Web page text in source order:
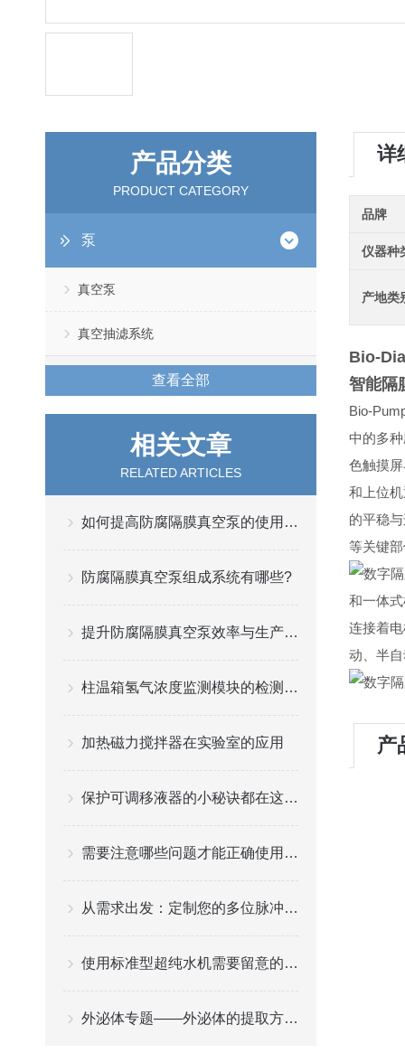
产品分类
PRODUCT CATEGORY
泵
真空泵
真空抽滤系统
查看全部
相关文章
RELATED ARTICLES
如何提高防腐隔膜真空泵的使用寿命？
防腐隔膜真空泵组成系统有哪些?
提升防腐隔膜真空泵效率与生产效益的关键策略
柱温箱氢气浓度监测模块的检测仪安装方法
加热磁力搅拌器在实验室的应用
保护可调移液器的小秘诀都在这儿了
需要注意哪些问题才能正确使用可调移液器
从需求出发：定制您的多位脉冲涡旋振荡器选购方案
使用标准型超纯水机需要留意的事项
外泌体专题——外泌体的提取方法都有哪些？
详
品牌
仪器种
产地类
Bio-
智能隔
Bio-
中的多
色触摸
和上位
的平稳
等关键
和一体
连接着
动、半
产